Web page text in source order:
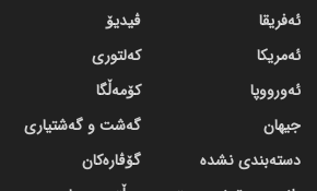
ئەفریقا
ئەمریکا
ئەورووپا
جیهان
دسته‌بندی نشده
ڤیدیۆ
کەلتوری
کۆمەڵگا
گه‌شت و گه‌شتیاری
گۆڤاره‌کان